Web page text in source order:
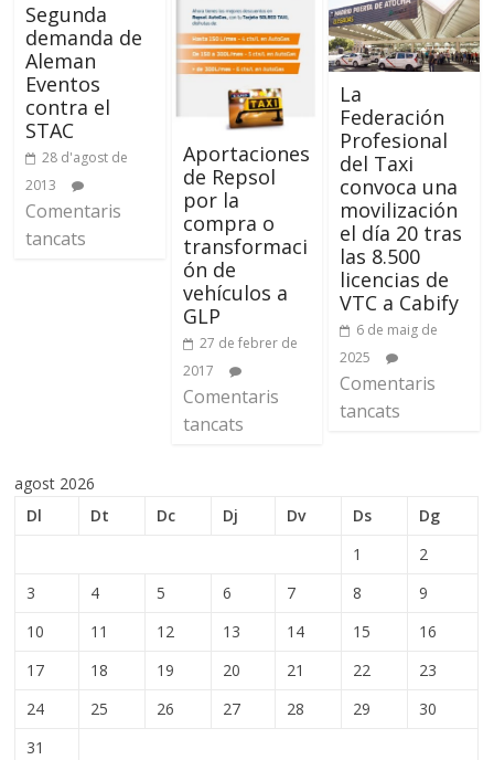
Segunda
demanda de
Aleman
Eventos
contra el
STAC
28 d'agost de
2013
Comentaris
tancats
Aportaciones
de Repsol
por la
compra o
transformaci
ón de
vehículos a
GLP
27 de febrer de
2017
Comentaris
tancats
La
Federación
Profesional
del Taxi
convoca una
movilización
el día 20 tras
las 8.500
licencias de
VTC a Cabify
6 de maig de
2025
Comentaris
tancats
agost 2026
Dl
Dt Dc Dj Dv Ds
Dg
1
2
3
4 5 6 7 8
9
10
11 12 13 14 15
16
17
18 19 20 21 22
23
24
25 26 27 28 29
30
31